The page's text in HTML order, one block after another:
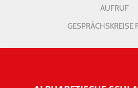
AUFRUF
GESPRÄCHSKREISE